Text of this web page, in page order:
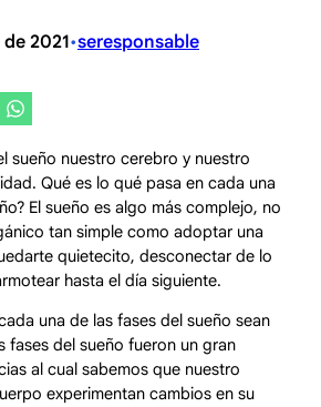
2021•seresponsable
Compartir
en
sueño nuestro cerebro y nuestro
Qué es lo qué pasa en cada una
El sueño es algo más complejo, no
tan simple como adoptar una
quietecito, desconectar de lo
hasta el día siguiente.
una de las fases del sueño sean
fases del sueño fueron un gran
al cual sabemos que nuestro
experimentan cambios en su